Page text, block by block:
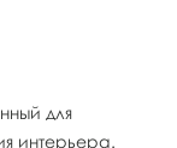
для
интерьера.